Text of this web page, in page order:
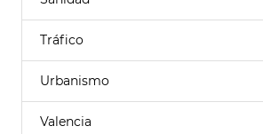
Tráfico
Urbanismo
Valencia